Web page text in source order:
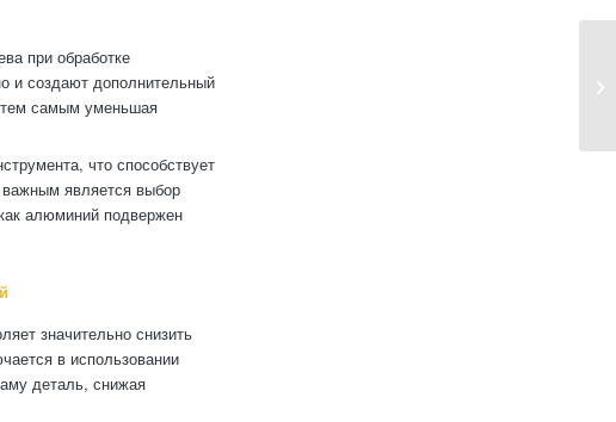
при обработке
и создают дополнительный
тем самым уменьшая
что способствует
является выбор
алюминий подвержен
значительно снизить
в использовании
деталь, снижая